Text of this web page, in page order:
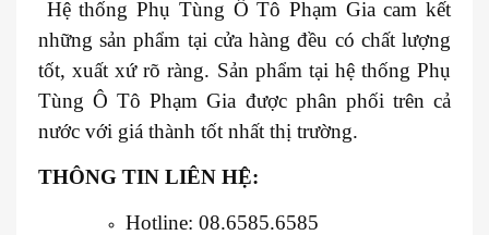
Hệ thống Phụ Tùng Ô Tô Phạm Gia cam kết
những sản phẩm tại cửa hàng đều có chất lượng
tốt, xuất xứ rõ ràng. Sản phẩm tại hệ thống Phụ
Tùng Ô Tô Phạm Gia được phân phối trên cả
nước với giá thành tốt nhất thị trường.
THÔNG TIN LIÊN HỆ:
Hotline: 08.6585.6585